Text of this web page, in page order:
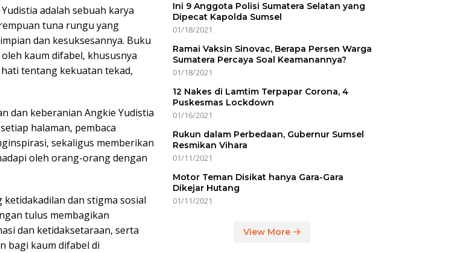
adalah sebuah karya
tuna rungu yang
dan kesuksesannya. Buku
kaum difabel, khususnya
tentang kekuatan tekad,
dan keberanian Angkie Yudistia
halaman, pembaca
sekaligus memberikan
oleh orang-orang dengan
dan stigma sosial
tulus membagikan
dan ketidaksetaraan, serta
bagi kaum difabel di
Ini 9 Anggota Polisi Sumatera Selatan yang
Dipecat Kapolda Sumsel
01/18/2021
Ramai Vaksin Sinovac, Berapa Persen Warga
Sumatera Percaya Soal Keamanannya?
01/18/2021
12 Nakes di Lamtim Terpapar Corona, 4
Puskesmas Lockdown
01/16/2021
Rukun dalam Perbedaan, Gubernur Sumsel
Resmikan Vihara
01/11/2021
Motor Teman Disikat hanya Gara-Gara
Dikejar Hutang
01/11/2021
View More